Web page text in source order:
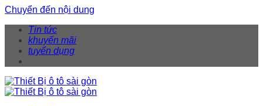
Chuyển đến nội dung
Tin tức
khuyến mãi
tuyển dụng